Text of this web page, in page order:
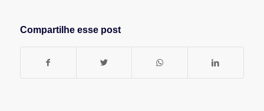
Compartilhe esse post